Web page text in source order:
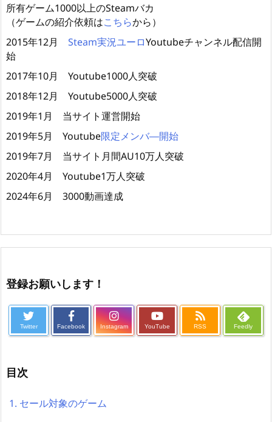
所有ゲーム1000以上のSteamバカ
（ゲームの紹介依頼はこちらから）
2015年12月 Steam実況ユーロYoutubeチャンネル配信開
始
2017年10月 Youtube1000人突破
2018年12月 Youtube5000人突破
2019年1月 当サイト運営開始
2019年5月 Youtube限定メンバ―開始
2019年7月 当サイト月間AU10万人突破
2020年4月 Youtube1万人突破
2024年6月 3000動画達成
登録お願いします！
Twitter Facebook Instagram YouTube RSS Feedly
目次
1. セール対象のゲーム